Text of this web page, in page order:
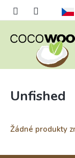
Unfished
Žádné produkty